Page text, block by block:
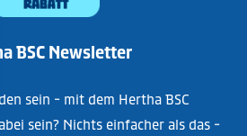
BSC Newsletter
sein - mit dem Hertha BSC
sein? Nichts einfacher als das -